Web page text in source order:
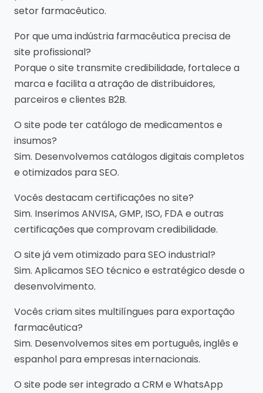
setor farmacêutico.
Por que uma indústria farmacêutica precisa de
site profissional?
Porque o site transmite credibilidade, fortalece a
marca e facilita a atração de distribuidores,
parceiros e clientes B2B.
O site pode ter catálogo de medicamentos e
insumos?
Sim. Desenvolvemos catálogos digitais completos
e otimizados para SEO.
Vocês destacam certificações no site?
Sim. Inserimos ANVISA, GMP, ISO, FDA e outras
certificações que comprovam credibilidade.
O site já vem otimizado para SEO industrial?
Sim. Aplicamos SEO técnico e estratégico desde o
desenvolvimento.
Vocês criam sites multilíngues para exportação
farmacêutica?
Sim. Desenvolvemos sites em português, inglês e
espanhol para empresas internacionais.
O site pode ser integrado a CRM e WhatsApp